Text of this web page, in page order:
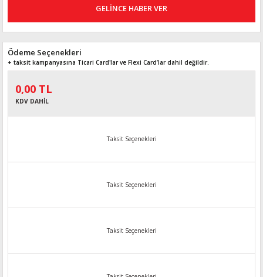
GELİNCE HABER VER
Ödeme Seçenekleri
+ taksit kampanyasına Ticari Card'lar ve Flexi Card’lar dahil değildir.
0,00 TL
KDV DAHİL
Taksit Seçenekleri
Taksit Seçenekleri
Taksit Seçenekleri